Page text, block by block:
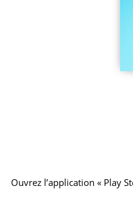
Ouvrez l’application « Play